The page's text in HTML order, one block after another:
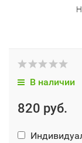
В наличии
820 руб.